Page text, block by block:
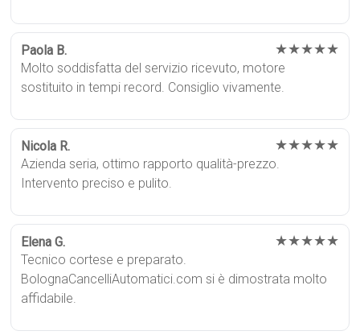
Paola B. ★★★★★
Molto soddisfatta del servizio ricevuto, motore
sostituito in tempi record. Consiglio vivamente.
Nicola R. ★★★★★
Azienda seria, ottimo rapporto qualità-prezzo.
Intervento preciso e pulito.
Elena G. ★★★★★
Tecnico cortese e preparato.
BolognaCancelliAutomatici.com si è dimostrata molto
affidabile.